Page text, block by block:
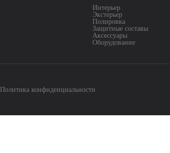
Интерьер
Экстерьер
Полировка
Защитные составы
Аксессуары
Оборудование
Политика конфиденциальности